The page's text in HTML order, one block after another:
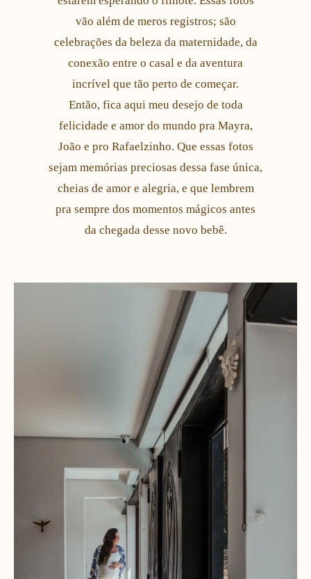
vão além de meros registros; são
celebrações da beleza da maternidade, da
conexão entre o casal e da aventura
incrível que tão perto de começar.
Então, fica aqui meu desejo de toda
felicidade e amor do mundo pra Mayra,
João e pro Rafaelzinho. Que essas fotos
sejam memórias preciosas dessa fase única,
cheias de amor e alegria, e que lembrem
pra sempre dos momentos mágicos antes
da chegada desse novo bebê.